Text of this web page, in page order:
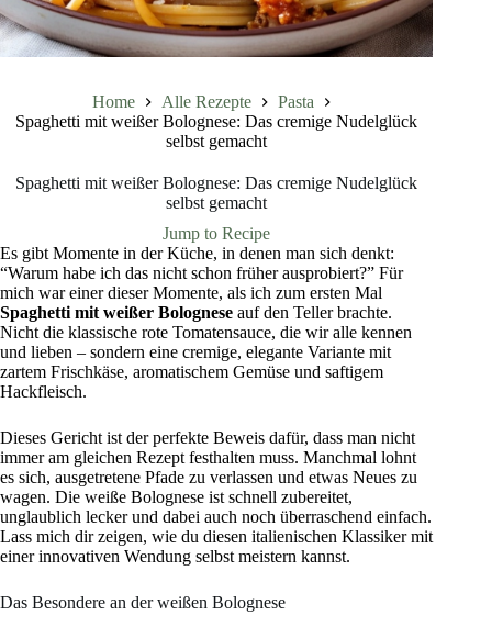
Home Alle Rezepte
Pasta
Spaghetti mit weißer Bolognese: Das cremige Nudelglück
selbst gemacht
Spaghetti mit weißer Bolognese: Das cremige Nudelglück
selbst gemacht
Jump to Recipe
Es gibt Momente in der Küche, in denen man sich denkt:
“Warum habe ich das nicht schon früher ausprobiert?” Für
mich war einer dieser Momente, als ich zum ersten Mal
Spaghetti mit weißer Bolognese auf den Teller brachte.
Nicht die klassische rote Tomatensauce, die wir alle kennen
und lieben – sondern eine cremige, elegante Variante mit
zartem Frischkäse, aromatischem Gemüse und saftigem
Hackfleisch.
Dieses Gericht ist der perfekte Beweis dafür, dass man nicht
immer am gleichen Rezept festhalten muss. Manchmal lohnt
es sich, ausgetretene Pfade zu verlassen und etwas Neues zu
wagen. Die weiße Bolognese ist schnell zubereitet,
unglaublich lecker und dabei auch noch überraschend einfach.
Lass mich dir zeigen, wie du diesen italienischen Klassiker mit
einer innovativen Wendung selbst meistern kannst.
Das Besondere an der weißen Bolognese